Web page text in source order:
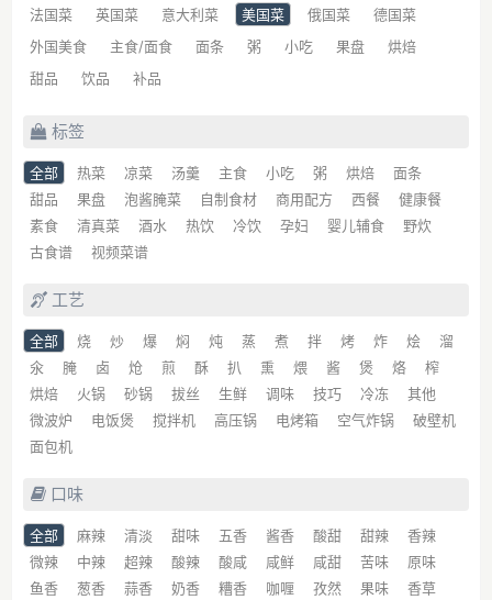
法国菜
英国菜 意大利菜 美国菜 俄国菜
德国菜
外国美食
主食/面食 面条 粥 小吃 果盘
烘焙
甜品
饮品 补品
标签
全部 热菜 凉菜 汤羹 主食 小吃 粥 烘焙
面条
甜品
果盘 泡酱腌菜 自制食材 商用配方 西餐
健康餐
素食
清真菜 酒水 热饮 冷饮 孕妇 婴儿辅食
野炊
古食谱
视频菜谱
工艺
全部 烧 炒 爆 焖 炖 蒸 煮 拌 烤 炸 烩
溜
氽
腌 卤 炝 煎 酥 扒 熏 煨 酱 煲 烙
榨
烘焙
火锅 砂锅 拔丝 生鲜 调味 技巧 冷冻
其他
微波炉
电饭煲 搅拌机 高压锅 电烤箱 空气炸锅
破壁机
面包机
口味
全部 麻辣 清淡 甜味 五香 酱香 酸甜 甜辣
香辣
微辣
中辣 超辣 酸辣 酸咸 咸鲜 咸甜 苦味
原味
鱼香
葱香 蒜香 奶香 糟香 咖喱 孜然 果味
香草